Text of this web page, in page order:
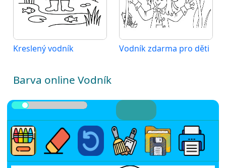
Kreslený vodník Vodník zdarma pro děti
Barva online Vodník